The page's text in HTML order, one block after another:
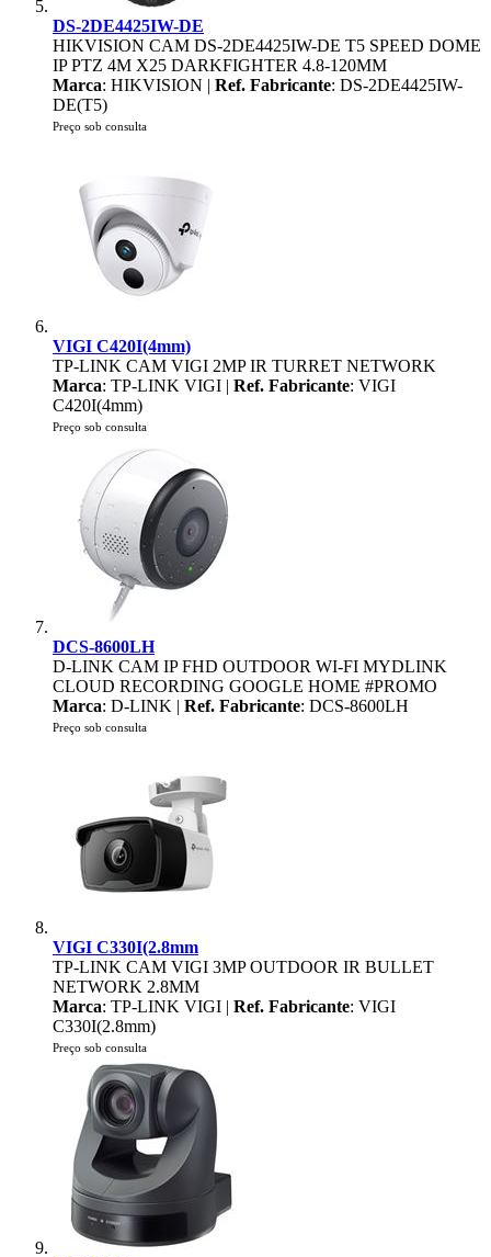
DS-2DE4425IW-DE
HIKVISION CAM DS-2DE4425IW-DE T5 SPEED DOME
IP PTZ 4M X25 DARKFIGHTER 4.8-120MM
Marca: HIKVISION | Ref. Fabricante: DS-2DE4425IW-
DE(T5)
Preço sob consulta
VIGI C420I(4mm)
TP-LINK CAM VIGI 2MP IR TURRET NETWORK
Marca: TP-LINK VIGI | Ref. Fabricante: VIGI
C420I(4mm)
Preço sob consulta
DCS-8600LH
D-LINK CAM IP FHD OUTDOOR WI-FI MYDLINK
CLOUD RECORDING GOOGLE HOME #PROMO
Marca: D-LINK | Ref. Fabricante: DCS-8600LH
Preço sob consulta
VIGI C330I(2.8mm
TP-LINK CAM VIGI 3MP OUTDOOR IR BULLET
NETWORK 2.8MM
Marca: TP-LINK VIGI | Ref. Fabricante: VIGI
C330I(2.8mm)
Preço sob consulta